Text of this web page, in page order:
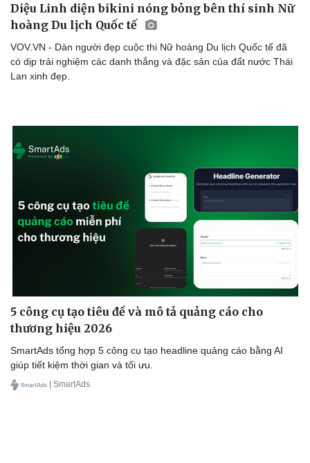
Văn học
Âm nhạc
Di sản
Giải trí
Nghệ sĩ
Thời trang
Sao Việt
Diệu Linh diện bikini nóng bỏng bên thí sinh Nữ
hoàng Du lịch Quốc tế
VOV.VN - Dàn người đẹp cuộc thi Nữ hoàng Du lịch Quốc tế đã
có dịp trải nghiệm các danh thắng và đặc sản của đất nước Thái
Lan xinh đẹp.
5 công cụ tạo tiêu đề và mô tả quảng cáo cho
thương hiệu 2026
SmartAds tổng hợp 5 công cụ tạo headline quảng cáo bằng AI
giúp tiết kiệm thời gian và tối ưu.
| SmartAds